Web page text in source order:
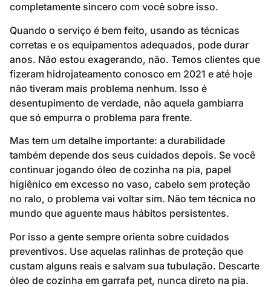
completamente sincero com você sobre isso.
Quando o serviço é bem feito, usando as técnicas
corretas e os equipamentos adequados, pode durar
anos. Não estou exagerando, não. Temos clientes que
fizeram hidrojateamento conosco em 2021 e até hoje
não tiveram mais problema nenhum. Isso é
desentupimento de verdade, não aquela gambiarra
que só empurra o problema para frente.
Mas tem um detalhe importante: a durabilidade
também depende dos seus cuidados depois. Se você
continuar jogando óleo de cozinha na pia, papel
higiênico em excesso no vaso, cabelo sem proteção
no ralo, o problema vai voltar sim. Não tem técnica no
mundo que aguente maus hábitos persistentes.
Por isso a gente sempre orienta sobre cuidados
preventivos. Use aquelas ralinhas de proteção que
custam alguns reais e salvam sua tubulação. Descarte
óleo de cozinha em garrafa pet, nunca direto na pia.